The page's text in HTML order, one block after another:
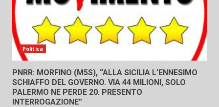
Politica
PNRR: MORFINO (M5S), “ALLA SICILIA L’ENNESIMO
SCHIAFFO DEL GOVERNO. VIA 44 MILIONI, SOLO
PALERMO NE PERDE 20. PRESENTO
INTERROGAZIONE”